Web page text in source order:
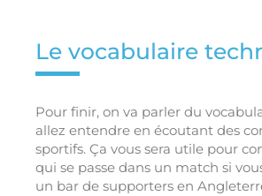
Le vocabulaire
Pour finir, on va parler du
allez entendre en écoutant des
sportifs. Ça vous sera utile pour
qui se passe dans un match si
un bar de supporters en